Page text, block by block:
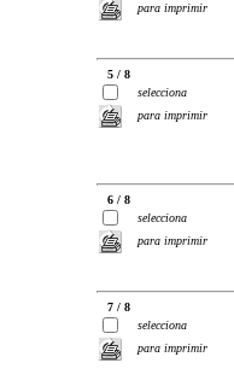
para imprimir
5 / 8
selecciona
para imprimir
6 / 8
selecciona
para imprimir
7 / 8
selecciona
para imprimir